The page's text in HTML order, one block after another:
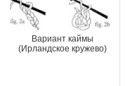
Вариант каймы
(Ирландское кружево)